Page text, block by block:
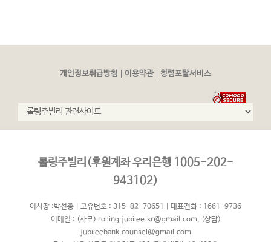
개인정보취급방침 이용약관 청렴포탈서비스
롤링주빌리(후원계좌 우리은행 1005-202-
943102)
이사장 :박선종 | 고유번호 : 315-82-70651 | 대표전화 : 1661-9736
이메일 : (사무) rolling.jubilee.kr@gmail.com, (상담)
jubileebank.counsel@gmail.com